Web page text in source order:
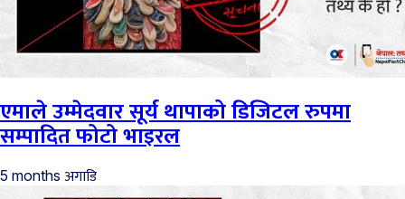
एमाले उम्मेदवार सूर्य थापाको डिजिटल रुपमा
सम्पादित फोटो भाइरल
5 months अगाडि